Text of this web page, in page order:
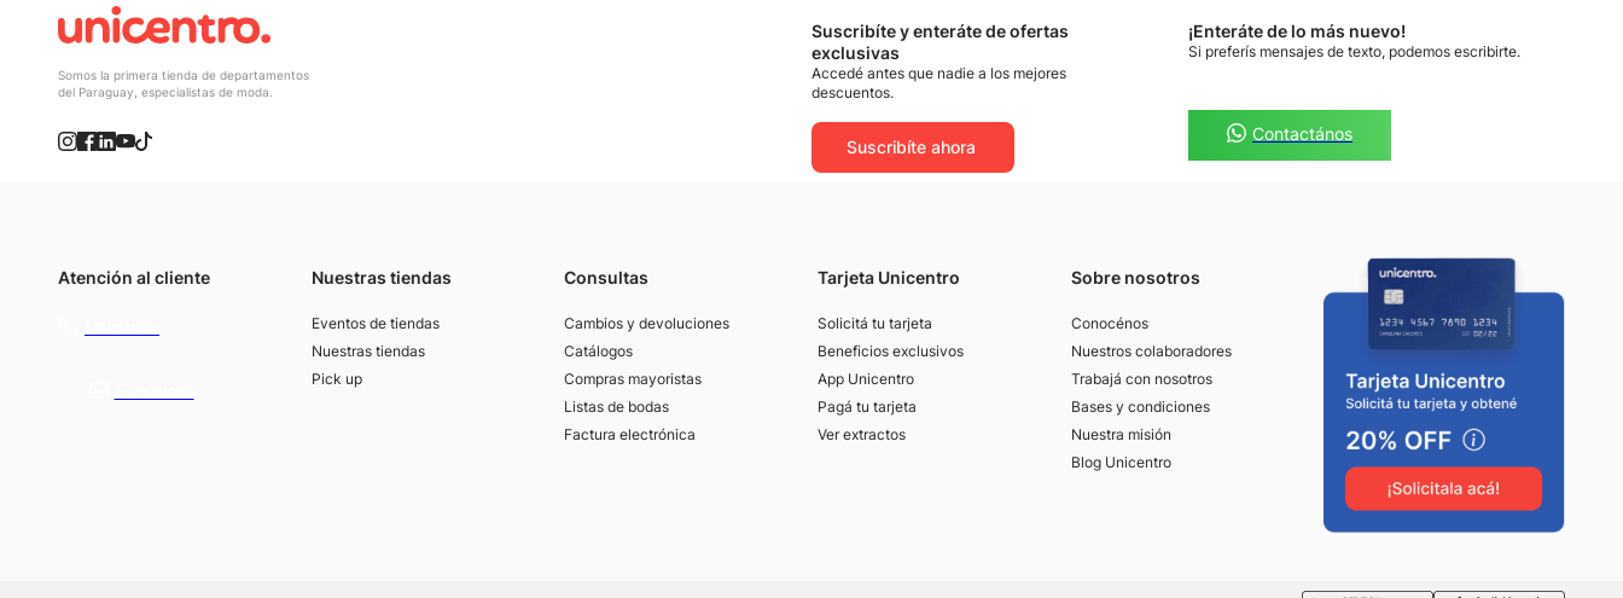
Somos la primera tienda de departamentos
del Paraguay, especialistas de moda.
Suscribíte y enteráte de ofertas
exclusivas
Accedé antes que nadie a los mejores
descuentos.
Suscribíte ahora
¡Enteráte de lo más nuevo!
Si preferís mensajes de texto, podemos escribirte.
Contactános
Atención al cliente
Nuestras tiendas
Eventos de tiendas
Nuestras tiendas
Pick up
Consultas
Cambios y devoluciones
Catálogos
Compras mayoristas
Listas de bodas
Factura electrónica
Tarjeta Unicentro
Solicitá tu tarjeta
Beneficios exclusivos
App Unicentro
Pagá tu tarjeta
Ver extractos
Sobre nosotros
Conocénos
Nuestros colaboradores
Trabajá con nosotros
Bases y condiciones
Nuestra misión
Blog Unicentro